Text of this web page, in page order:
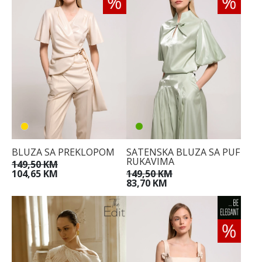
BLUZA SA PREKLOPOM
149,50 KM
104,65 KM
SATENSKA BLUZA SA PUF
RUKAVIMA
149,50 KM
83,70 KM